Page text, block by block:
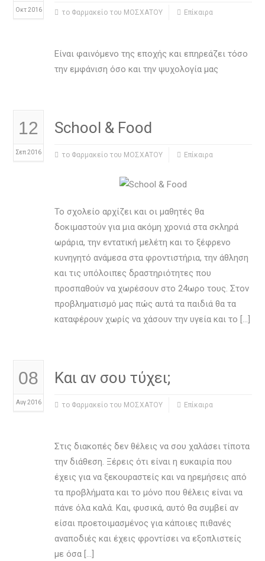
Οκτ 2016 το Φαρμακείο του ΜΟΣΧΑΤΟΥ Επίκαιρα
Είναι φαινόμενο της εποχής και επηρεάζει τόσο
την εμφάνιση όσο και την ψυχολογία μας
12
Σεπ 2016
School & Food
το Φαρμακείο του ΜΟΣΧΑΤΟΥ Επίκαιρα
Το σχολείο αρχίζει και οι μαθητές θα
δοκιμαστούν για μια ακόμη χρονιά στα σκληρά
ωράρια, την εντατική μελέτη και το ξέφρενο
κυνηγητό ανάμεσα στα φροντιστήρια, την άθληση
και τις υπόλοιπες δραστηριότητες που
προσπαθούν να χωρέσουν στο 24ωρο τους. Στον
προβληματισμό μας πώς αυτά τα παιδιά θα τα
καταφέρουν χωρίς να χάσουν την υγεία και το […]
08
Αυγ 2016
Και αν σου τύχει;
το Φαρμακείο του ΜΟΣΧΑΤΟΥ Επίκαιρα
Στις διακοπές δεν θέλεις να σου χαλάσει τίποτα
την διάθεση. Ξέρεις ότι είναι η ευκαιρία που
έχεις για να ξεκουραστείς και να ηρεμήσεις από
τα προβλήματα και το μόνο που θέλεις είναι να
πάνε όλα καλά. Και, φυσικά, αυτό θα συμβεί αν
είσαι προετοιμασμένος για κάποιες πιθανές
αναποδιές και έχεις φροντίσει να εξοπλιστείς
με όσα […]